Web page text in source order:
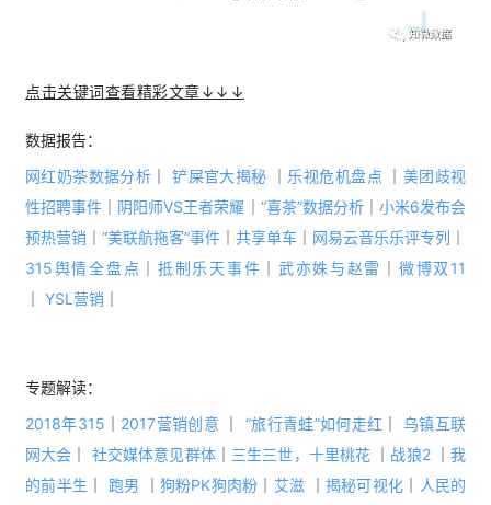
点击关键词查看精彩文章↓↓↓
数据报告：
网红奶茶数据分析
铲屎官大揭秘 乐视危机盘点
美团歧视
性招聘事件
阴阳师VS王者荣耀 “喜茶”数据分析｜ 小米6发布会
预热营销
“美联航拖客”事件 共享单车 网易云音乐乐评专列
315舆情全盘点
抵制乐天事件 武亦姝与赵雷
微博双11
YSL营销
专题解读：
2018年315
2017营销创意 “旅行青蛙”如何走红
乌镇互联
网大会
社交媒体意见群体｜ 三生三世，十里桃花 战狼2 ｜我
的前半生
跑男 狗粉PK狗肉粉 艾滋 揭秘可视化
人民的